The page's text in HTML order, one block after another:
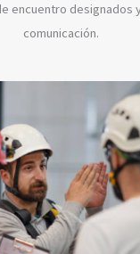
encuentro designados
comunicación.